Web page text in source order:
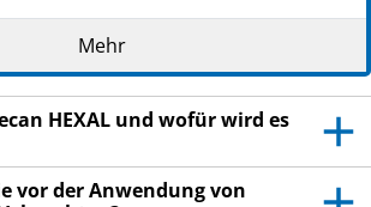
Fragen haben, wenden Sie sich
bemerken, wenden Sie
Arzt. Dies gilt auch für
die nicht in dieser
angegeben sind. Siehe Abschnitt
Mehr
HEXAL und wofür wird es
vor der Anwendung von